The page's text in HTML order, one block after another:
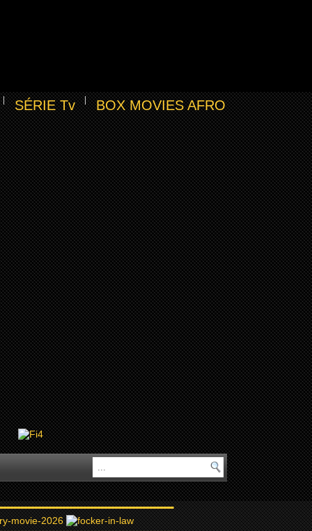
SÉRIE Tv BOX MOVIES AFRO